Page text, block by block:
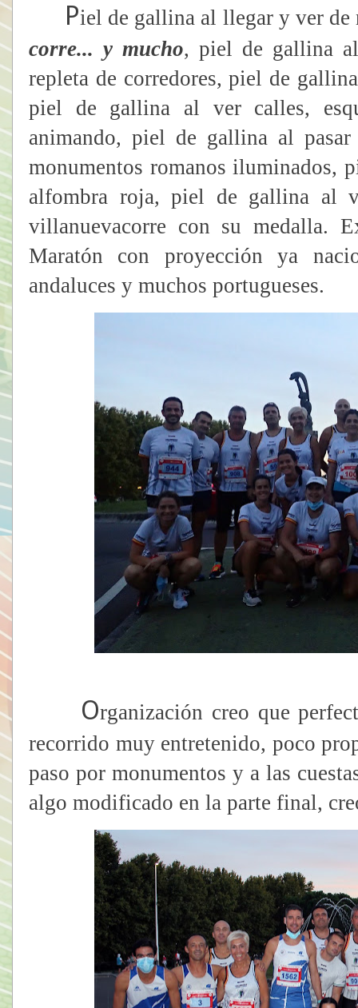
Piel de gallina al llegar y ver
corre... y mucho, piel de gallina
repleta de corredores, piel de
piel de gallina al ver calles,
animando, piel de gallina al
monumentos romanos iluminados,
alfombra roja, piel de gallina al
villanuevacorre con su medalla.
Maratón con proyección ya
andaluces y muchos portugueses.
Organización creo que
recorrido muy entretenido, poco
paso por monumentos y a las
algo modificado en la parte final,